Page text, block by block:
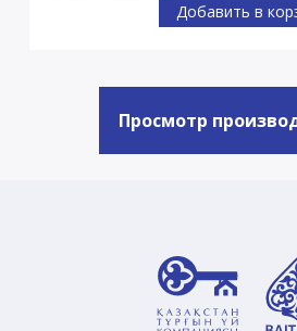
Добавить в
Просмотр